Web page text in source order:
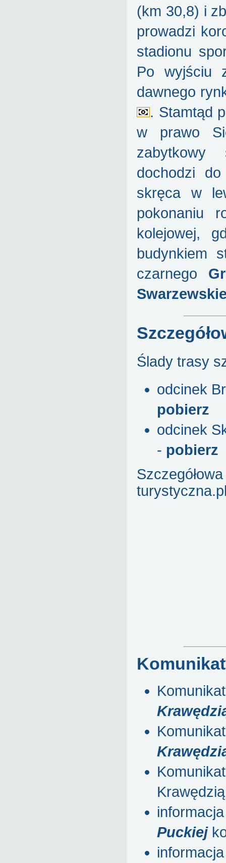
(km 30,8) i
prowadzi
stadionu
Po wyjściu
dawnego
. Stamtąd
w prawo
zabytkowy
dochodzi
skręca w
pokonaniu
kolejowej,
budynkiem
czarnego
Ślady trasy
odcinek
pobierz
odcinek
- pobierz
Puckiej